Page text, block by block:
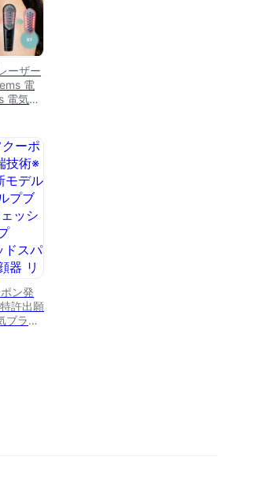
ーザー
電
電気ブ
ップ
ヘッ
rf 美顔
シ 頭
美顔器
用的
顔
ン発
許出願
ブラシ
プロフ
プ